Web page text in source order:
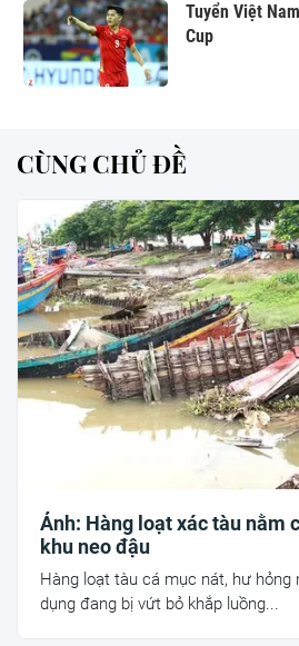
Tuyển Việt
Cup
CÙNG CHỦ ĐỀ
Ảnh: Hàng loạt xác tàu nằm
khu neo đậu
Hàng loạt tàu cá mục nát, hư hỏng
dụng đang bị vứt bỏ khắp luồng...